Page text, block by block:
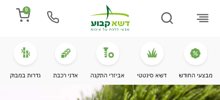
0
מבצעי החודש דשא סינטטי אביזרי התקנה אדני רכבת גדרות במבוק